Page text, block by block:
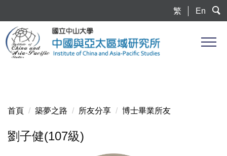
到
主
要
內
繁 En
首頁 築夢之路 所友分享 博士畢業所友
劉子健(107級)